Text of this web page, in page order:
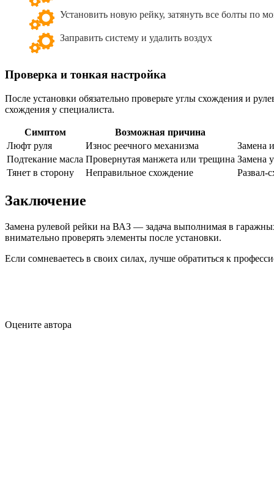
Установить новую рейку, затянуть все болты по
Заправить систему и удалить воздух
Проверка и тонкая настройка
После установки обязательно проверьте углы схождения и
схождения у специалиста.
Симптом
Возможная причина
Люфт руля
Износ реечного механизма
Замена
Подтекание масла Провернутая манжета или трещина Замена
Тянет в сторону
Неправильное схождение
Заключение
Замена рулевой рейки на ВАЗ — задача выполнимая в
внимательно проверять элементы после установки.
Если сомневаетесь в своих силах, лучше обратиться к
Оцените автора